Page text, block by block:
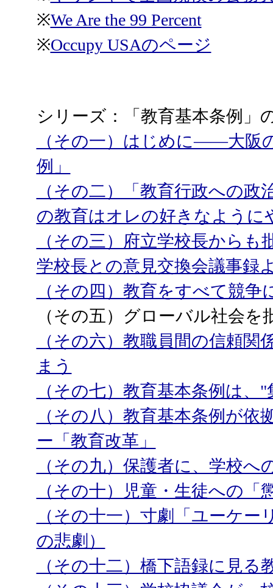
※We Are the 99 Percent
※Occupy USAのページ
シリーズ：「教育基本条例」
（その一）はじめに――大阪
例」
（その二）「教育行政への
の教育はオレの好きなように
（その三）府立学校長から
学校長との意見交換会議事録
（その四）教育をすべて競争
（その五）グローバル社会
（その六）教職員間の信頼
まう
（その七）教育基本条例は
（その八）教育基本条例が
ー「教育改革」
（その九）保護者に、学校
（その十）児童・生徒への「
（その十一）寸劇「ユーケ
の悲劇）
（その十二）橋下語録に見る